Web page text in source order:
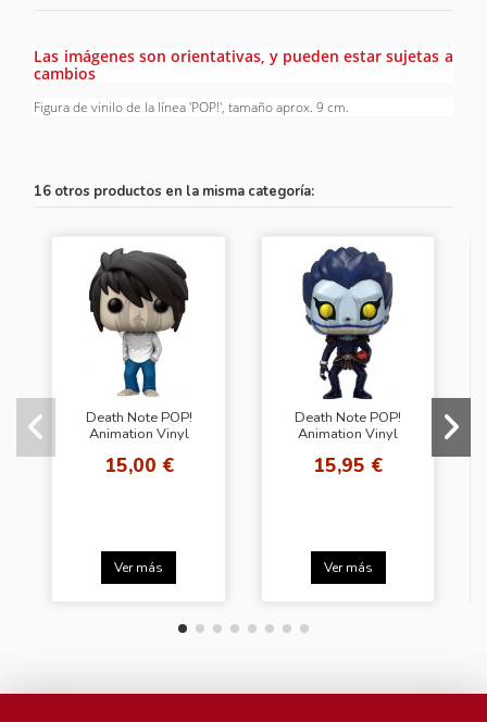
Las imágenes son orientativas, y pueden estar sujetas a
cambios
Figura de vinilo de la línea 'POP!', tamaño aprox. 9 cm.
16 otros productos en la misma categoría:
Death Note POP!
Animation Vinyl
15,00 €
Ver más
Death Note POP!
Animation Vinyl
15,95 €
Ver más